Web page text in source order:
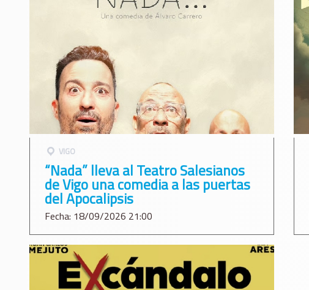
VIGO
“Nada” lleva al Teatro Salesianos
de Vigo una comedia a las puertas
del Apocalipsis
Fecha: 18/09/2026 21:00